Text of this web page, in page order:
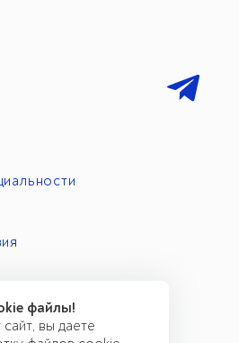
файлы!
вы даете